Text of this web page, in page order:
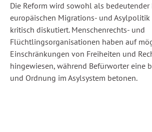
Die Reform wird sowohl als
europäischen Migrations- und Asylpolitik
kritisch diskutiert. Menschenrechts- und
Flüchtlingsorganisationen haben auf
Einschränkungen von Freiheiten und
hingewiesen, während Befürworter eine
und Ordnung im Asylsystem betonen.